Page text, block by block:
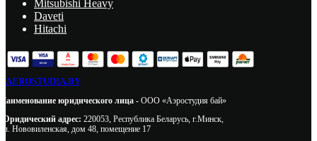
Mitsubishi Heavy
Daveti
Hitachi
AEROSTUDIA.BY
Наименование юридического лица - ООО «Аэростудия бай»
Юридический адрес: 220053, Республика Беларусь, г.Минск,
ул. Нововиленская, дом 48, помещение 17